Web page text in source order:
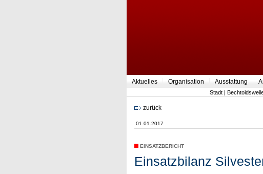
Aktuelles Organisation Ausstattung
Stadt |
zurück
01.01.2017
EINSATZBERICHT
Einsatzbilanz